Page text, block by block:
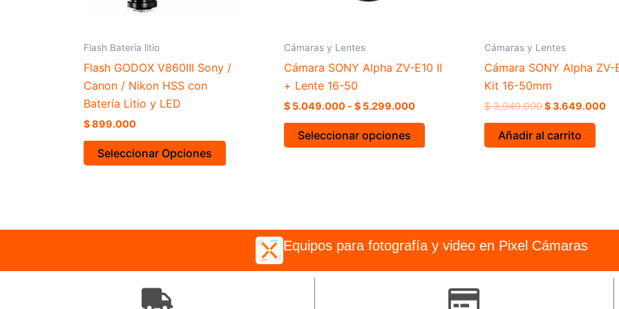
Flash Batería litio
Flash GODOX V860III Sony /
Canon / Nikon HSS con
Batería Litio y LED
$899.000
Seleccionar Opciones
Cámaras y Lentes
Cámara SONY Alpha ZV-E10 II
+ Lente 16-50
$ 5.049.000 - $ 5.299.000
Seleccionar opciones
página
Cámaras y Lentes
Cámara SONY Alpha ZV-
Kit 16-50mm
$3.949.000$3.649.000
Añadir al carrito
Equipos para fotografía y video en Pixel Cámaras